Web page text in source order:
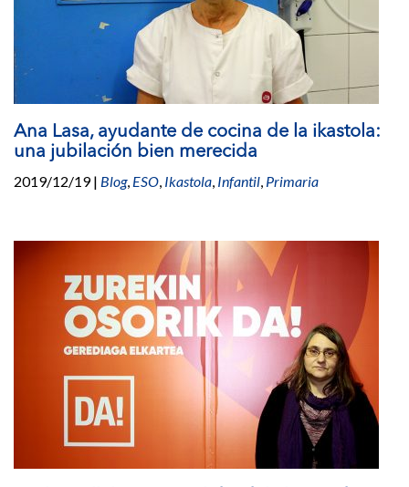
Ana Lasa, ayudante de cocina de la ikastola:
una jubilación bien merecida
2019/12/19| Blog, ESO, Ikastola, Infantil, Primaria